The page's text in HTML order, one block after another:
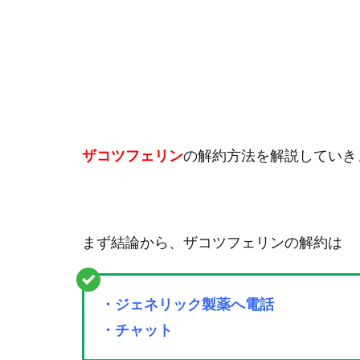
ザコツフェリンの解約方法を解説してい
まず結論から、ザコツフェリンの解約は
・ジェネリック製薬へ電話
・チャット